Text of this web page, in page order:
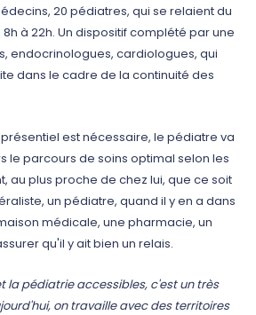
20 pédiatres, qui se relaient du
à 22h. Un dispositif complété par une
endocrinologues, cardiologues, qui
dans le cadre de la continuité des
est nécessaire, le pédiatre va
le parcours de soins optimal selon les
au plus proche de chez lui, que ce soit
un pédiatre, quand il y en a dans
médicale, une pharmacie, un
qu'il y ait bien un relais.
la pédiatrie accessibles, c'est un très
on travaille avec des territoires